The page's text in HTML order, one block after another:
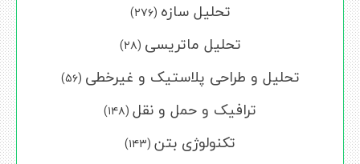
تحلیل سازه (۲۷۶)
تحلیل ماتریسی (۲۸)
تحلیل و طراحی پلاستیک و غیرخطی (۵۶)
ترافیک و حمل و نقل (۱۴۸)
تکنولوژی بتن (۱۴۳)